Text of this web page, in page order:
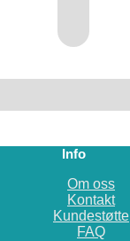
Info
Om oss
Kontakt
Kundestøtte
FAQ